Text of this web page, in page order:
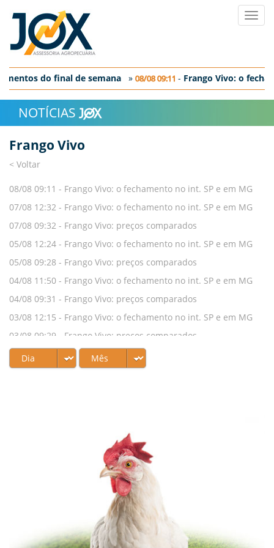
do final de semana »08/08 09:11- Frango Vivo: o
fechamento em SP
NOTÍCIAS
Frango Vivo
< Voltar
08/08 09:11 - Frango Vivo: o fechamento no int. SP e em MG
07/08 12:32 - Frango Vivo: o fechamento no int. SP e em MG
07/08 09:32 - Frango Vivo: preços comparados
05/08 12:24 - Frango Vivo: o fechamento no int. SP e em MG
05/08 09:28 - Frango Vivo: preços comparados
04/08 11:50 - Frango Vivo: o fechamento no int. SP e em MG
04/08 09:31 - Frango Vivo: preços comparados
03/08 12:15 - Frango Vivo: o fechamento no int. SP e em MG
03/08 09:29 - Frango Vivo: preços comparados
01/08 09:14 -
Frango Vivo: o fechamento no int. SP e em MG
Frango Vivo: preços comparados
Frango Vivo: o fechamento no int. SP e em MG
Frango Vivo: preços comparados
Frango Vivo: preço recua no int. SP e se
Frango Vivo: preços comparados
27/07 12:06 -Frango Vivo: o fechamento no int. SP e em MG